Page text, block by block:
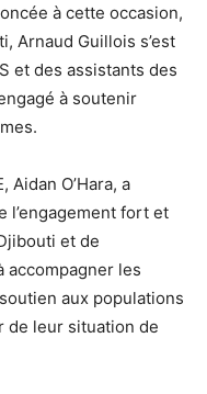
à cette occasion,
Arnaud Guillois s’est
et des assistants des
à soutenir
Aidan O’Hara, a
l’engagement fort et
et de
accompagner les
aux populations
de leur situation de